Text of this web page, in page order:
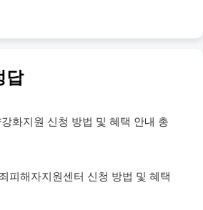
답
화지원 신청 방법 및 혜택 안내 총
피해자지원센터 신청 방법 및 혜택